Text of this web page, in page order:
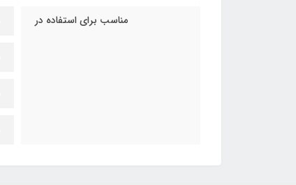
مناسب برای استفاده در